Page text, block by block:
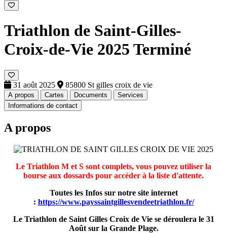
Triathlon de Saint-Gilles-
Croix-de-Vie 2025 Terminé
31 août 2025 85800 St gilles croix de vie
A propos Cartes Documents
Services
Informations de contact
A propos
Le Triathlon M et S sont complets, vous pouvez utiliser la
bourse aux dossards pour accéder à la liste d'attente.
Toutes les Infos sur notre site internet
: https://www.payssaintgillesvendeetriathlon.fr/
Le Triathlon de Saint Gilles Croix de Vie se déroulera le 31
Août sur la Grande Plage.